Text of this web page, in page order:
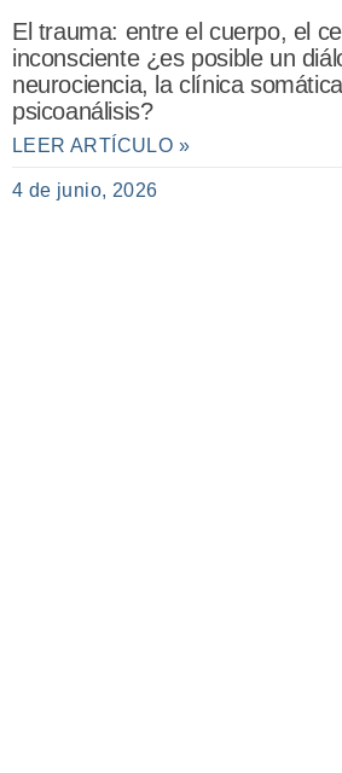
El trauma: entre el cuerpo, el
inconsciente ¿es posible un
neurociencia, la clínica
psicoanálisis?
LEER ARTÍCULO »
4 de junio, 2026